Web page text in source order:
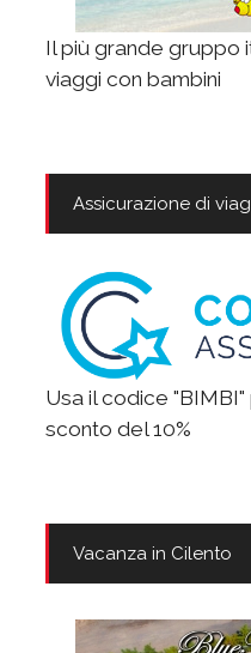
Il più grande gruppo
viaggi con bambini
Assicurazione di
Usa il codice
sconto del 10%
Vacanza in Cilento